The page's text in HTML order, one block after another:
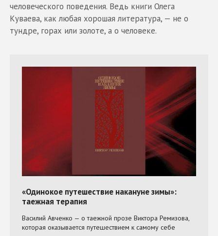
человеческого поведения. Ведь книги Олега
Куваева, как любая хорошая литература, — не о
тундре, горах или золоте, а о человеке.